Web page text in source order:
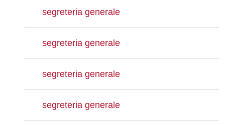
segreteria generale
segreteria generale
segreteria generale
segreteria generale